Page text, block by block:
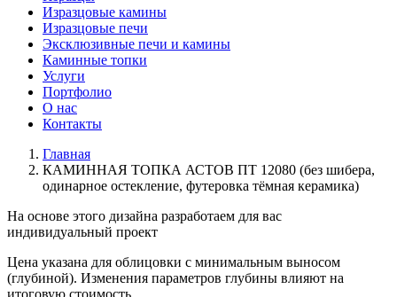
Изразцовые камины
Изразцовые печи
Эксклюзивные печи и камины
Каминные топки
Услуги
Портфолио
О нас
Контакты
Главная
КАМИННАЯ ТОПКА АСТОВ ПТ 12080 (без шибера,
одинарное остекление, футеровка тёмная керамика)
На основе этого дизайна разработаем для вас
индивидуальный проект
Цена указана для облицовки с минимальным выносом
(глубиной). Изменения параметров глубины влияют на
итоговую стоимость